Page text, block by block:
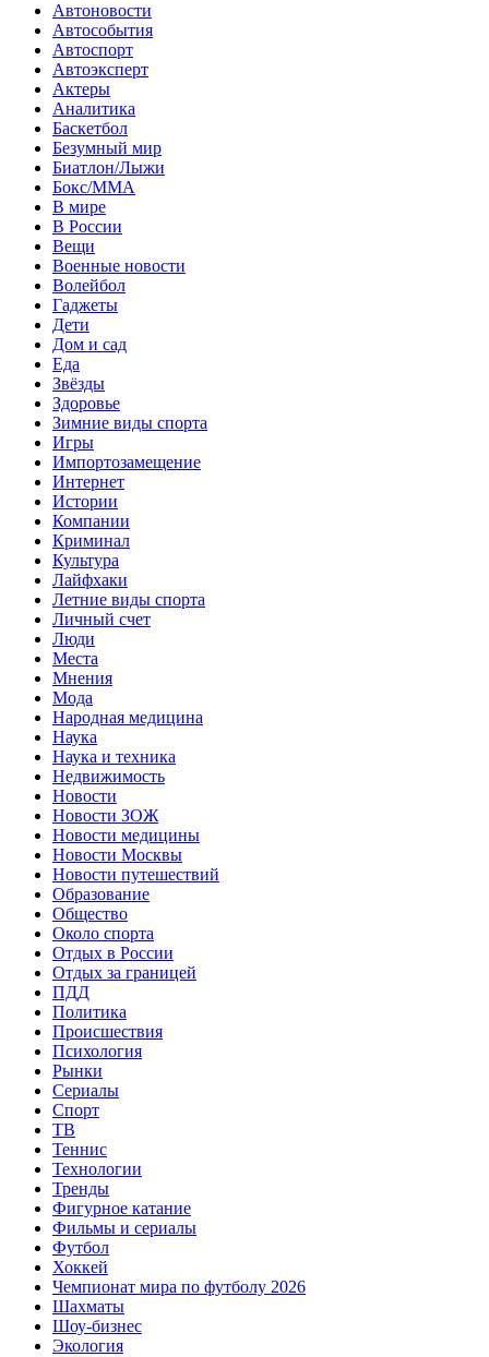
Автоновости
Автособытия
Автоспорт
Автоэксперт
Актеры
Аналитика
Баскетбол
Безумный мир
Биатлон/Лыжи
Бокс/MMA
В мире
В России
Вещи
Военные новости
Волейбол
Гаджеты
Дети
Дом и сад
Еда
Звёзды
Здоровье
Зимние виды спорта
Игры
Импортозамещение
Интернет
Истории
Компании
Криминал
Культура
Лайфхаки
Летние виды спорта
Личный счет
Люди
Места
Мнения
Мода
Народная медицина
Наука
Наука и техника
Недвижимость
Новости
Новости ЗОЖ
Новости медицины
Новости Москвы
Новости путешествий
Образование
Общество
Около спорта
Отдых в России
Отдых за границей
ПДД
Политика
Происшествия
Психология
Рынки
Сериалы
Спорт
ТВ
Теннис
Технологии
Тренды
Фигурное катание
Фильмы и сериалы
Футбол
Хоккей
Чемпионат мира по футболу 2026
Шахматы
Шоу-бизнес
Экология